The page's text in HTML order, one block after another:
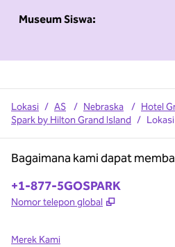
Museum Siswa:
Lokasi / AS / Nebraska / Hotel
Spark by Hilton Grand Island /
Bagaimana kami dapat
Telepon:
+1-877-5GOSPARK
Nomor telepon global ,
Merek Kami